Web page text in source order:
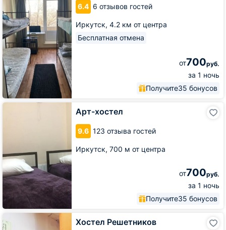
6.4 6 отзывов гостей
Иркутск, 4.2 км от центра
Бесплатная отмена
от700руб.
за 1 ночь
Получите35 бонусов
Арт-хостел
9.6 123 отзыва гостей
Иркутск, 700 м от центра
от700руб.
за 1 ночь
Получите35 бонусов
Арт-
Хостел Решетников
Решетников